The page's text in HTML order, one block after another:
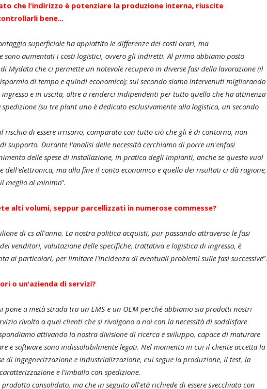
che l'indirizzo è potenziare la produzione interna, riuscite
bene...
superficiale ha appiattito le differenze dei costi orari, ma
sono aumentati i costi logistici, ovvero gli indiretti. Al primo abbiamo posto
Mydata che ci permette un notevole recupero in diverse fasi della lavorazione (il
di tempo e quindi economico); sul secondo siamo intervenuti migliorando
e in uscita, oltre a renderci indipendenti per tutto quello che ha attinenza
(su tre plant uno è dedicato esclusivamente alla logistica, un secondo
rischio di essere irrisorio, comparato con tutto ciò che gli è di contorno, non
supporto. Durante l'analisi delle necessità cerchiamo di porre un'enfasi
delle spese di installazione, in pratica degli impianti, anche se questo vuol
dell'elettronica, ma alla fine il conto economico e quello dei risultati ci dà ragione,
meglio al minimo”.
alti volumi, seppur parcellizzati in numerose commesse?
di cs all'anno. La nostra politica acquisti, pur passando attraverso le fasi
venditori, valutazione delle specifiche, trattativa e logistica di ingresso, è
ai particolari, per limitare l'incidenza di eventuali problemi sulle fasi successive”.
o un'azienda di servizi?
pone a metà strada tra un EMS e un OEM perché abbiamo sia prodotti nostri
rivolto a quei clienti che si rivolgono a noi con la necessità di soddisfare
attivando la nostra divisione di ricerca e sviluppo, capace di maturare
e software sono indissolubilmente legati. Nel momento in cui il cliente accetta la
di ingegnerizzazione e industrializzazione, cui segue la produzione, il test, la
e l'imballo con spedizione.
consolidato, ma che in seguito all'età richiede di essere svecchiato con